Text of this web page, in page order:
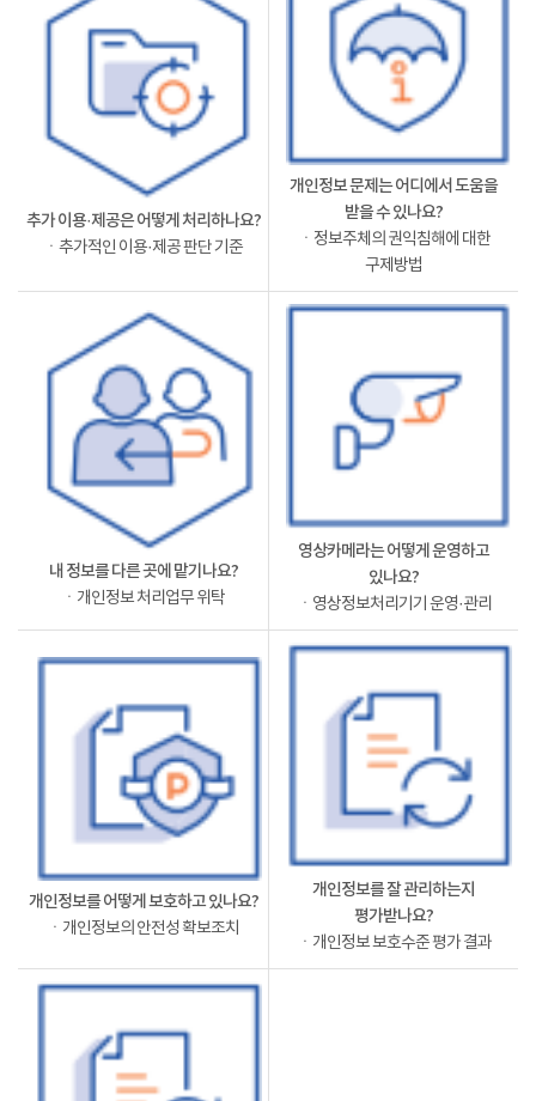
추가 이용·제공은 어떻게 처리하나요?
ㆍ추가적인 이용·제공 판단 기준
개인정보 문제는 어디에서 도움을
받을 수 있나요?
ㆍ정보주체의 권익침해에 대한
구제방법
내 정보를 다른 곳에 맡기나요?
ㆍ개인정보 처리업무 위탁
영상카메라는 어떻게 운영하고
있나요?
ㆍ영상정보처리기기 운영·관리
개인정보를 어떻게 보호하고 있나요?
ㆍ개인정보의 안전성 확보조치
개인정보를 잘 관리하는지
평가받나요?
ㆍ개인정보 보호수준 평가 결과